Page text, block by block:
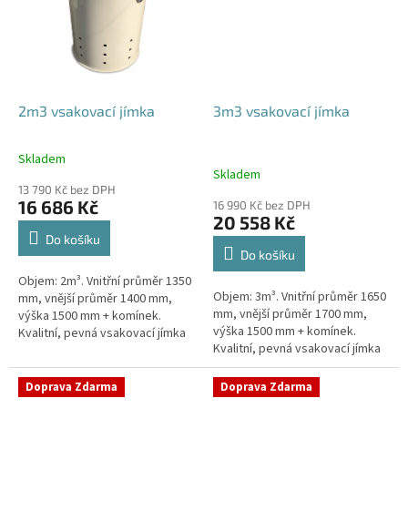
2m3 vsakovací jímka
Průměrné
produktu
je
4,8
hvězdiček.
Skladem
13 790 Kč bez DPH
16 686 Kč
Do košíku
Objem: 2m³. Vnitřní průměr 1350
mm, vnější průměr 1400 mm,
výška 1500 mm + komínek.
Kvalitní, pevná vsakovací jímka
obetonování Průměr přítoku a
odtoku +...
3m3 vsakovací jímka
Skladem
16 990 Kč bez DPH
20 558 Kč
Do košíku
Objem: 3m³. Vnitřní průměr 1650
mm, vnější průměr 1700 mm,
výška 1500 mm + komínek.
Kvalitní, pevná vsakovací jímka
(nádrž) bez potřeby
obetonování Průměr přítoku a
odtoku +...
Doprava Zdarma Doprava Zdarma